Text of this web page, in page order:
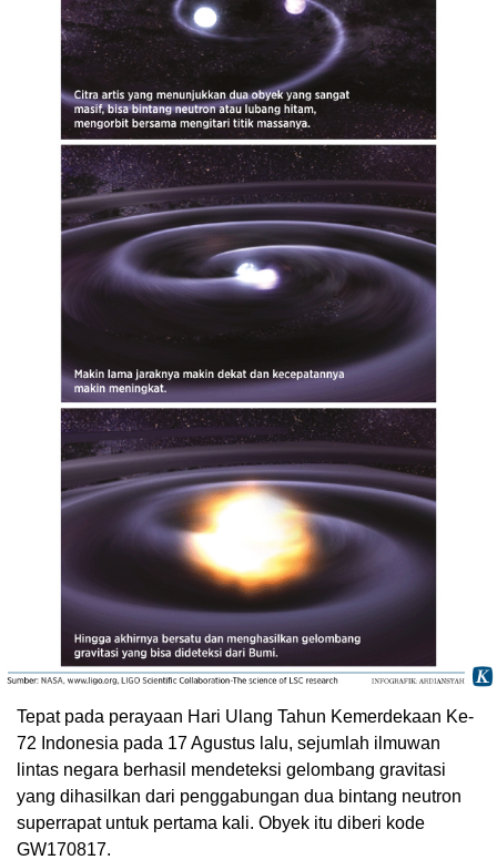
Tepat pada perayaan Hari Ulang Tahun Kemerdekaan Ke-
72 Indonesia pada 17 Agustus lalu, sejumlah ilmuwan
lintas negara berhasil mendeteksi gelombang gravitasi
yang dihasilkan dari penggabungan dua bintang neutron
superrapat untuk pertama kali. Obyek itu diberi kode
GW170817.